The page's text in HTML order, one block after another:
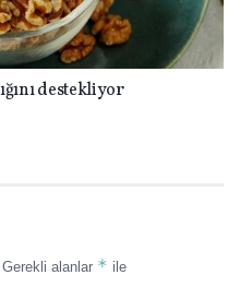
destekliyor
Gerekli alanlar * ile